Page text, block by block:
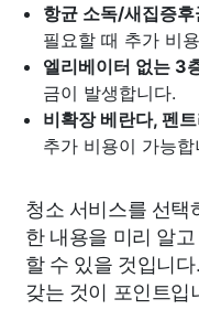
항균 소독/새집증후
필요할 때 추가 비
엘리베이터 없는 3
금이 발생합니다.
비확장 베란다, 펜
추가 비용이 가능합
청소 서비스를 선택
한 내용을 미리 알
할 수 있을 것입니
갖는 것이 포인트입